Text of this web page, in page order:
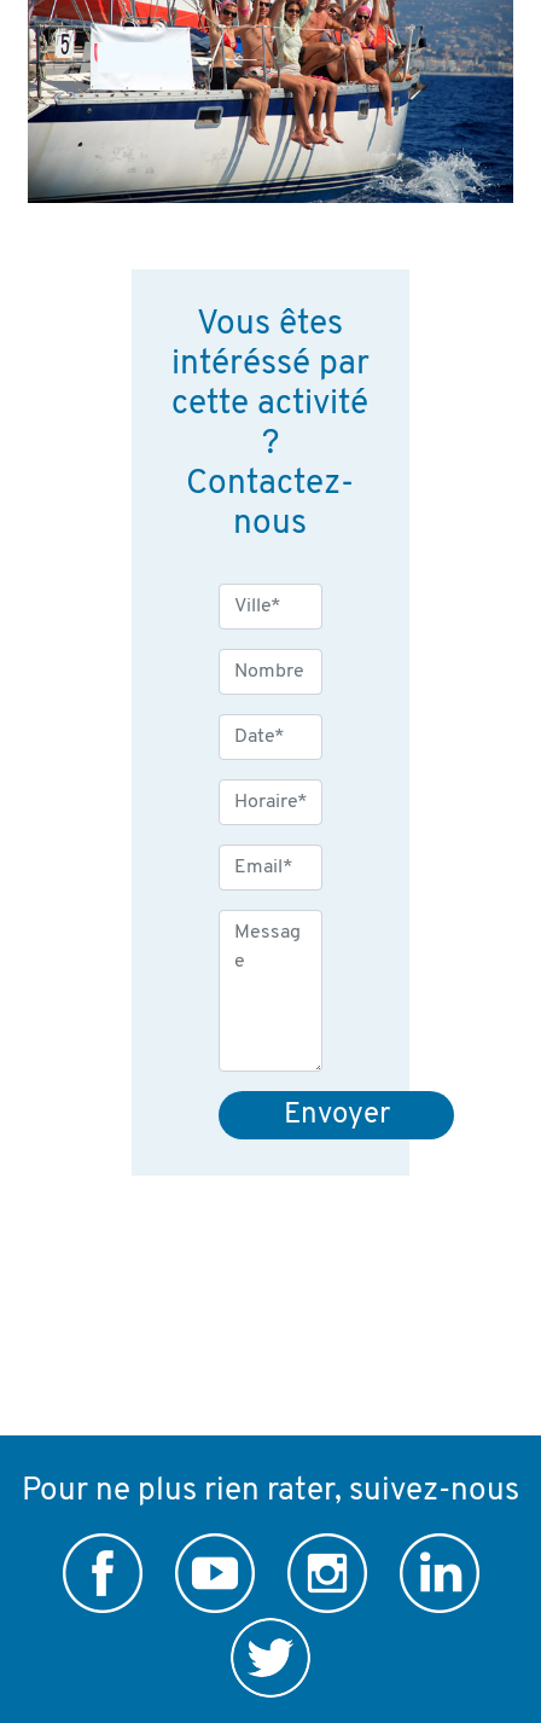
Vous êtes
intéréssé par
cette activité
?
Contactez-
nous
Envoyer
Pour ne plus rien rater, suivez-nous